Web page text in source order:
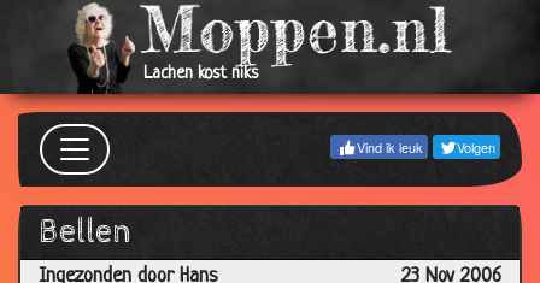
Lachen kost niks
Vind ik leuk Volgen
Bellen
Ingezonden door Hans 23 Nov 2006
10 Jan
2007
Op school
06 Jan
2007
Feestje 3.63
04 Jan
2007
03 Jan
2007
Pitbull